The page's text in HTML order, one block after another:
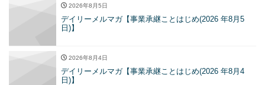
2026年8月5日
デイリーメルマガ【事業承継ことはじめ(2026 年8月5
日)】
2026年8月4日
デイリーメルマガ【事業承継ことはじめ(2026 年8月4
日)】